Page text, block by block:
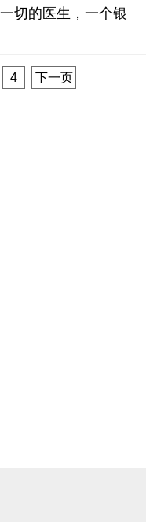
切的医生，一个银
4 下一页